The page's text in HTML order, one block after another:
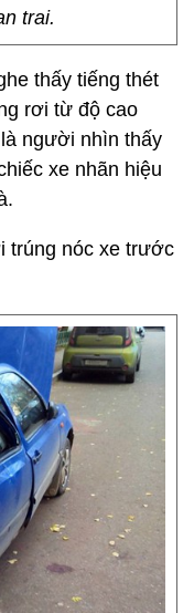
trai.
thấy tiếng thét
rơi từ độ cao
người nhìn thấy
xe nhãn hiệu
trúng nóc xe trước